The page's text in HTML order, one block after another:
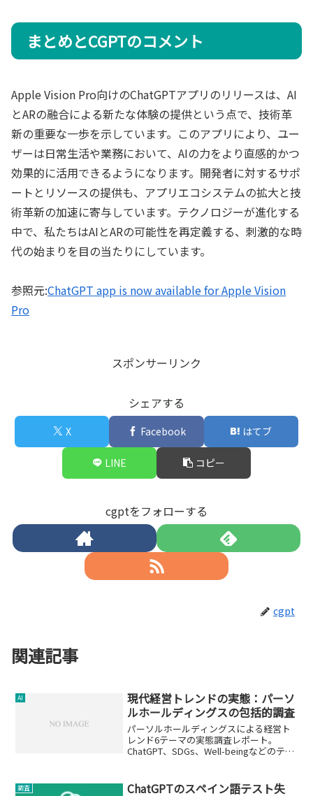
まとめとCGPTのコメント
Apple Vision Pro向けのChatGPTアプリのリリースは、AI
とARの融合による新たな体験の提供という点で、技術革
新の重要な一歩を示しています。このアプリにより、ユー
ザーは日常生活や業務において、AIの力をより直感的かつ
効果的に活用できるようになります。開発者に対するサポ
ートとリソースの提供も、アプリエコシステムの拡大と技
術革新の加速に寄与しています。テクノロジーが進化する
中で、私たちはAIとARの可能性を再定義する、刺激的な時
代の始まりを目の当たりにしています。
参照元:ChatGPT app is now available for Apple Vision
Pro
スポンサーリンク
シェアする
X Facebook はてブ
LINE コピー
cgptをフォローする
cgpt
関連記事
AI
現代経営トレンドの実態：パーソ
ルホールディングスの包括的調査
パーソルホールディングスによる経営ト
レンド6テーマの実態調査レポート。
ChatGPT、SDGs、Well-beingなどのテー
調査
ChatGPTのスペイン語テスト失